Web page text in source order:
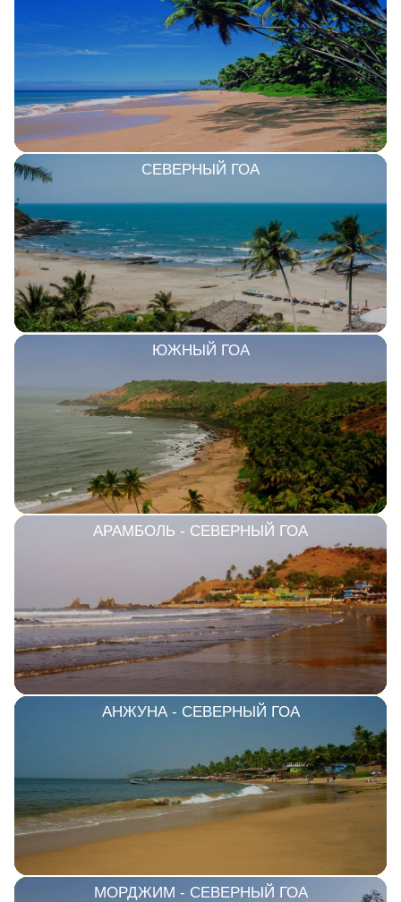
СЕВЕРНЫЙ ГОА
ЮЖНЫЙ ГОА
АРАМБОЛЬ - СЕВЕРНЫЙ ГОА
АНЖУНА - СЕВЕРНЫЙ ГОА
МОРДЖИМ - СЕВЕРНЫЙ ГОА